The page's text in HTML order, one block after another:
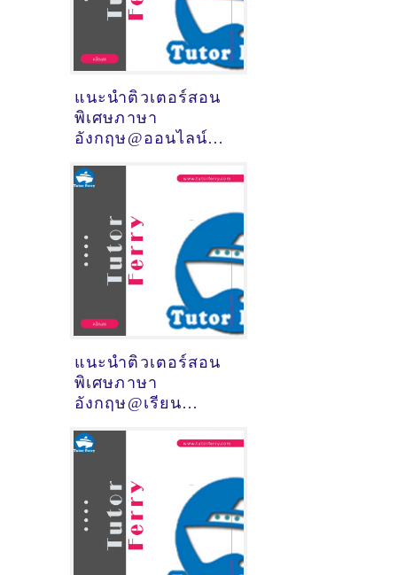
แนะนำติวเตอร์สอน
พิเศษภาษา
อังกฤษ@ออนไลน์
สุราษฎร์ธานี)
แนะนำติวเตอร์สอน
พิเศษภาษา
อังกฤษ@เรียน
เชียงใหม่)